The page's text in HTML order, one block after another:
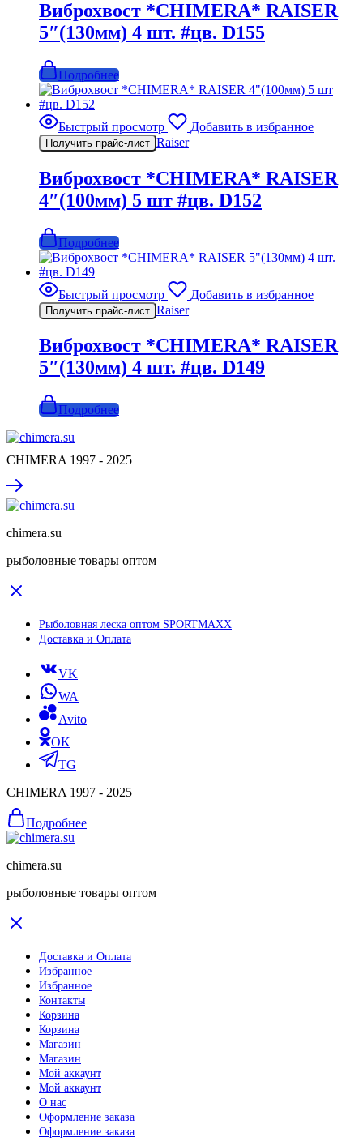
Виброхвост *CHIMERA* RAISER
5″(130мм) 4 шт. #цв. D155
Подробнее
Быстрый просмотр Добавить в избранное
Получить прайс-лист Raiser
Виброхвост *CHIMERA* RAISER
4″(100мм) 5 шт #цв. D152
Подробнее
Быстрый просмотр Добавить в избранное
Получить прайс-лист Raiser
Виброхвост *CHIMERA* RAISER
5″(130мм) 4 шт. #цв. D149
Подробнее
CHIMERA 1997 - 2025
chimera.su
рыболовные товары оптом
Рыболовная леска оптом SPORTMAXX
Доставка и Оплата
VK
WA
Avito
OK
TG
CHIMERA 1997 - 2025
Подробнее
chimera.su
рыболовные товары оптом
Доставка и Оплата
Избранное
Избранное
Контакты
Корзина
Корзина
Магазин
Магазин
Мой аккаунт
Мой аккаунт
О нас
Оформление заказа
Оформление заказа